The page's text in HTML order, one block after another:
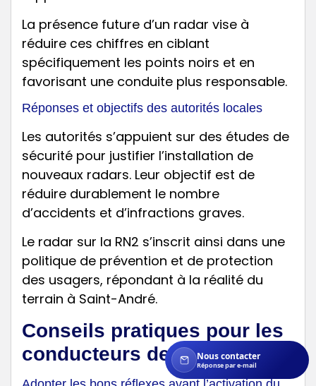
La présence future d’un radar vise à
réduire ces chiffres en ciblant
spécifiquement les points noirs et en
favorisant une conduite plus responsable.
Réponses et objectifs des autorités locales
Les autorités s’appuient sur des études de
sécurité pour justifier l’installation de
nouveaux radars. Leur objectif est de
réduire durablement le nombre
d’accidents et d’infractions graves.
Le radar sur la RN2 s’inscrit ainsi dans une
politique de prévention et de protection
des usagers, répondant à la réalité du
terrain à Saint-André.
Conseils pratiques pour les
conducteurs de Saint-André
Nous contacter
Réponse par e-mail